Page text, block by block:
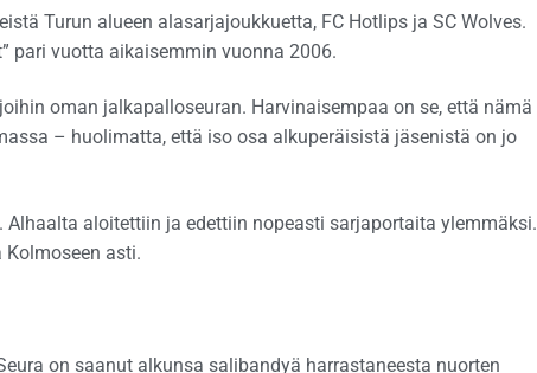
Turun alueen alasarjajoukkuetta, FC Hotlips ja SC Wolves.
pari vuotta aikaisemmin vuonna 2006.
oman jalkapalloseuran. Harvinaisempaa on se, että nämä
– huolimatta, että iso osa alkuperäisistä jäsenistä on jo
aloitettiin ja edettiin nopeasti sarjaportaita ylemmäksi.
Kolmoseen asti.
on saanut alkunsa salibandyä harrastaneesta nuorten